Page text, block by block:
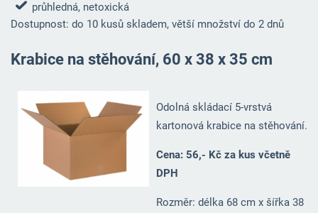
průhledná, netoxická
Dostupnost: do 10 kusů skladem, větší množství do 2 dnů
Krabice na stěhování, 60 x 38 x 35 cm
Odolná skládací 5-vrstvá
kartonová krabice na stěhování.
Cena: 56,- Kč za kus včetně
DPH
Rozměr: délka 68 cm x šířka 38